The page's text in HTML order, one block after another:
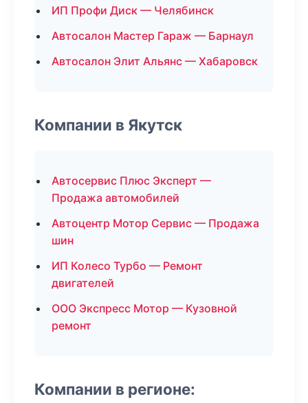
ИП Профи Диск — Челябинск
Автосалон Мастер Гараж — Барнаул
Автосалон Элит Альянс — Хабаровск
Компании в Якутск
Автосервис Плюс Эксперт —
Продажа автомобилей
Автоцентр Мотор Сервис — Продажа
шин
ИП Колесо Турбо — Ремонт
двигателей
ООО Экспресс Мотор — Кузовной
ремонт
Компании в регионе: